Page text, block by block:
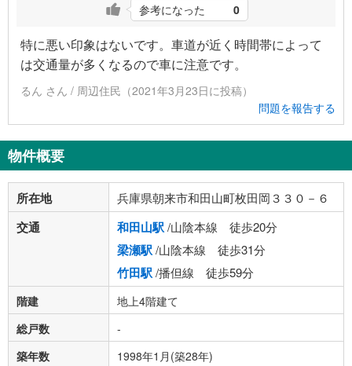
参考になった 0
特に悪い印象はないです。車道が近く時間帯によって
は交通量が多くなるので車に注意です。
るん さん / 周辺住民（2021年3月23日に投稿）
問題を報告する
物件概要
所在地 兵庫県朝来市和田山町枚田岡３３０－６
交通 和田山駅/山陰本線 徒歩20分
梁瀬駅/山陰本線 徒歩31分
竹田駅/播但線 徒歩59分
階建
地上4階建て
総戸数
-
築年数
1998年1月(築28年)